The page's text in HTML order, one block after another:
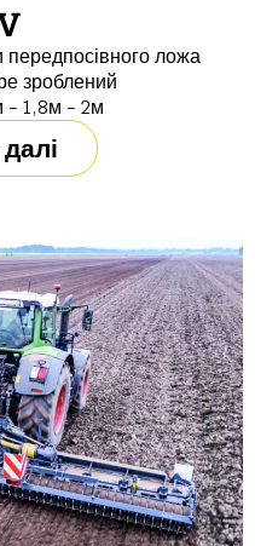
передпосівного ложа
зроблений
- 1,8м - 2м